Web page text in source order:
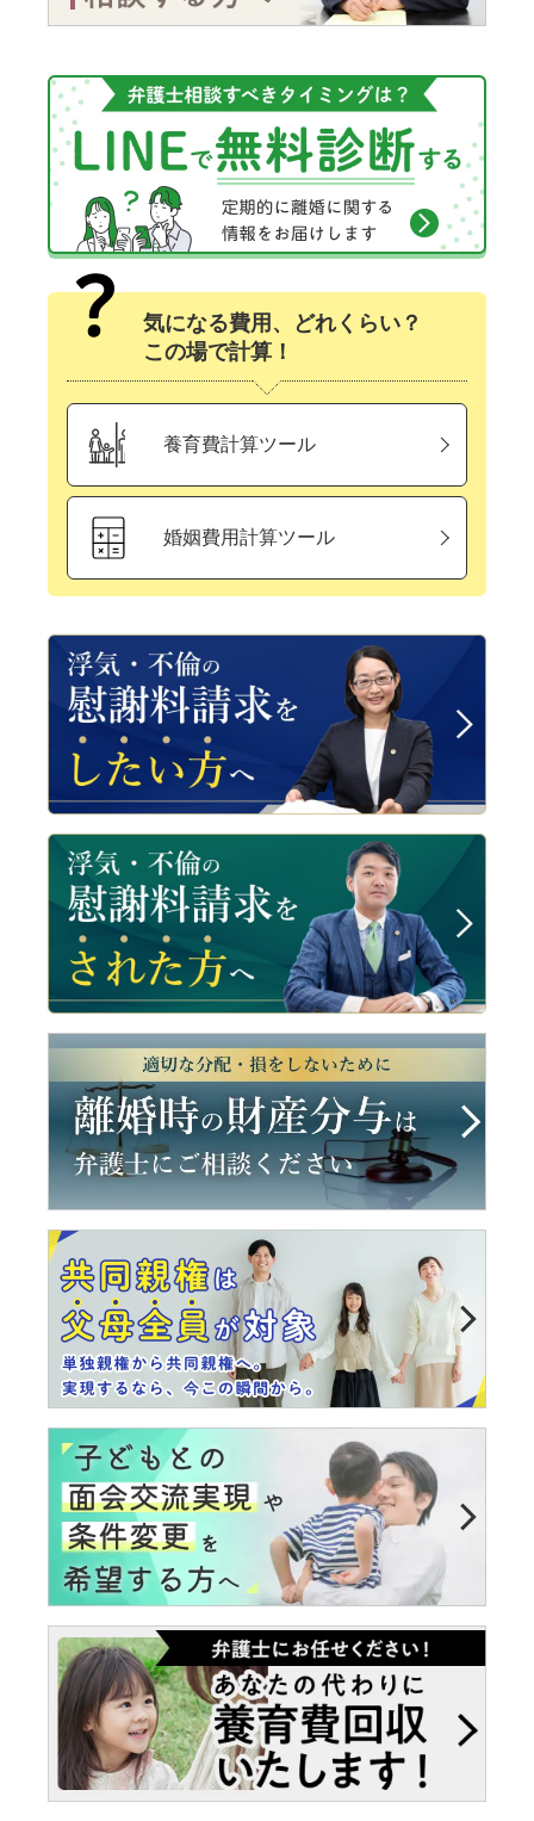
気になる費用、どれくらい？
この場で計算！
養育費計算ツール
婚姻費用計算ツール